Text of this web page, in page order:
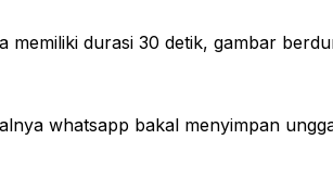
memiliki durasi 30 detik, gambar
whatsapp bakal menyimpan